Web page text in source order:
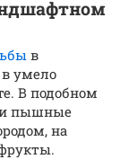
в
умело
В подобном
и пышные
на